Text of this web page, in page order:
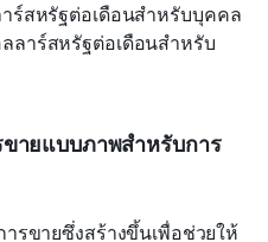
ร์สหรัฐต่อเดือนสำหรับบุคคล
ลาร์สหรัฐต่อเดือนสำหรับ
ายแบบภาพสำหรับการ
ารขายซึ่งสร้างขึ้นเพื่อช่วยให้